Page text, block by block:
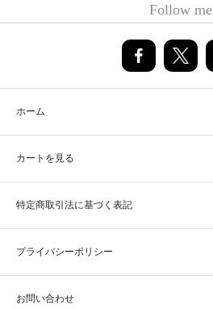
Follow me
ホーム
カートを見る
特定商取引法に基づく表記
プライバシーポリシー
お問い合わせ